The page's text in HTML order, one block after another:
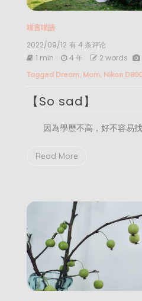
喵言喵語
2022/09/12 【So
sad】
有 4 条评论
1 min
4 年 2 words
Tagged Dream, Mom, Nikon D800
【So sad】
因為學歷不高，好不容易找
Read More